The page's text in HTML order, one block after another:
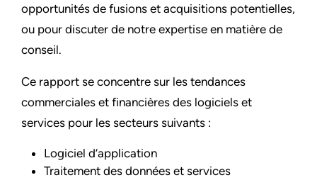
opportunités de fusions et acquisitions potentielles,
ou pour discuter de notre expertise en matière de
conseil.
Ce rapport se concentre sur les tendances
commerciales et financières des logiciels et
services pour les secteurs suivants :
Logiciel d’application
Traitement des données et services